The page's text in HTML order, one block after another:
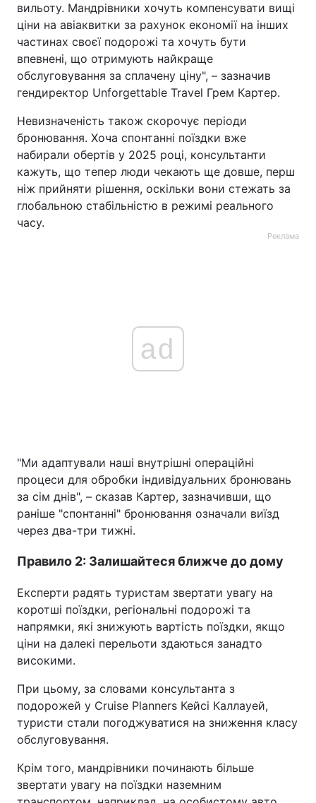
вильоту. Мандрівники хочуть компенсувати вищі
ціни на авіаквитки за рахунок економії на інших
частинах своєї подорожі та хочуть бути
впевнені, що отримують найкраще
обслуговування за сплачену ціну", – зазначив
гендиректор Unforgettable Travel Грем Картер.
Невизначеність також скорочує періоди
бронювання. Хоча спонтанні поїздки вже
набирали обертів у 2025 році, консультанти
кажуть, що тепер люди чекають ще довше, перш
ніж прийняти рішення, оскільки вони стежать за
глобальною стабільністю в режимі реального
часу.
Реклама
ad
"Ми адаптували наші внутрішні операційні
процеси для обробки індивідуальних бронювань
за сім днів", – сказав Картер, зазначивши, що
раніше "спонтанні" бронювання означали виїзд
через два-три тижні.
Правило 2: Залишайтеся ближче до дому
Експерти радять туристам звертати увагу на
коротші поїздки, регіональні подорожі та
напрямки, які знижують вартість поїздки, якщо
ціни на далекі перельоти здаються занадто
високими.
При цьому, за словами консультанта з
подорожей у Cruise Planners Кейсі Каллауей,
туристи стали погоджуватися на зниження класу
обслуговування.
Крім того, мандрівники починають більше
звертати увагу на поїздки наземним